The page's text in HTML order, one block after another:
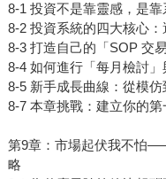
8-1 投資不是靠靈感，是靠
8-2 投資系統的四大核心
8-3 打造自己的「SOP 交易
8-4 如何進行「每月檢討」
8-5 新手成長曲線：從模仿
8-7 本章挑戰：建立你的
第9章：市場起伏我不怕
略